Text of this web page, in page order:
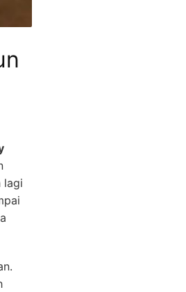
lagi